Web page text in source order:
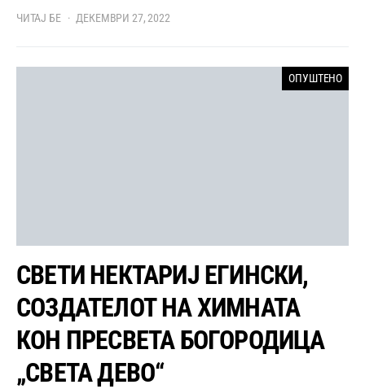
ЧИТАЈ БЕ ДЕКЕМВРИ 27, 2022
ОПУШТЕНО
СВЕТИ НЕКТАРИЈ ЕГИНСКИ,
СОЗДАТЕЛОТ НА ХИМНАТА
КОН ПРЕСВЕТА БОГОРОДИЦА
„СВЕТА ДЕВО“